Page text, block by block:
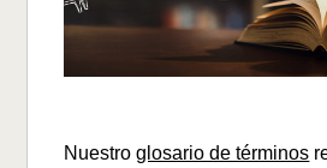
Nuestroglosario de términos